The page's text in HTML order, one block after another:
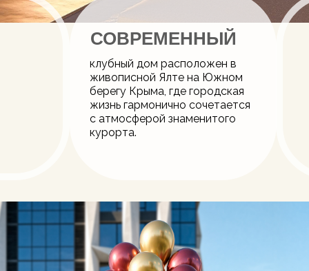
клубный дом расположен в
живописной Ялте на Южном
берегу Крыма, где городская
жизнь гармонично сочетается
с атмосферой знаменитого
курорта.
СОВРЕМЕННЫЙ